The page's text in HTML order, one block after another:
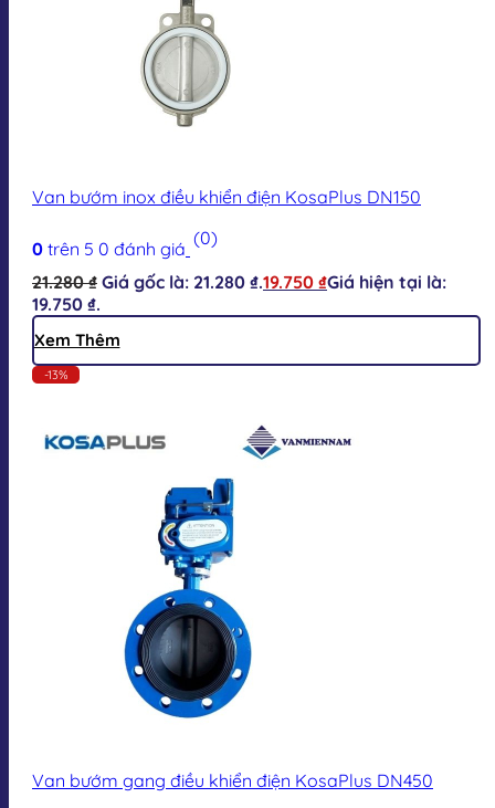
Van bướm inox điều khiển điện KosaPlus DN150
0 trên 5 0 đánh giá (0)
21.280₫ Giá gốc là: 21.280 ₫.19.750 ₫Giá hiện tại là:
19.750 ₫.
Xem Thêm
-13%
Van bướm gang điều khiển điện KosaPlus DN450